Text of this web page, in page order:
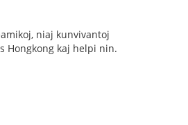
niaj kunvivantoj
Hongkong kaj helpi nin.